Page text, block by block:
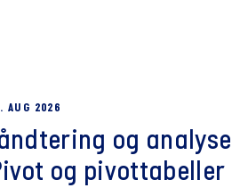
AUG 2026
og analyse
og pivottabeller